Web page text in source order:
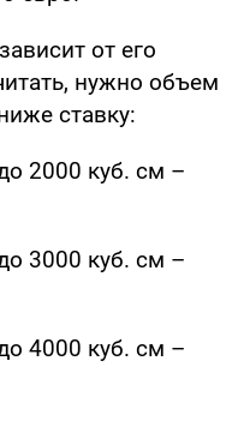
от его
нужно объем
ставку:
2000 куб. см –
3000 куб. см –
4000 куб. см –